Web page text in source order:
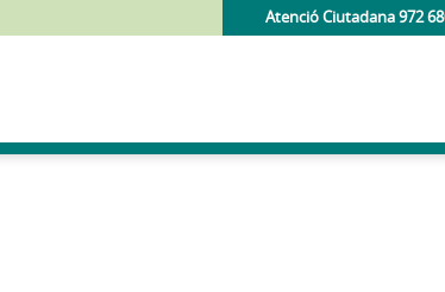
Atenció Ciutadana 972